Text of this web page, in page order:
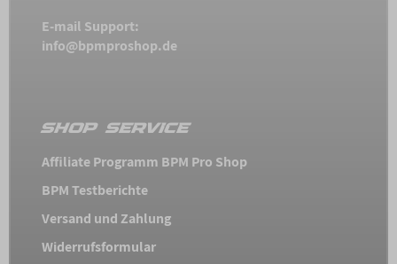
E-mail Support:
info@bpmproshop.de
SHOP SERVICE
Affiliate Programm BPM Pro Shop
BPM Testberichte
Versand und Zahlung
Widerrufsformular